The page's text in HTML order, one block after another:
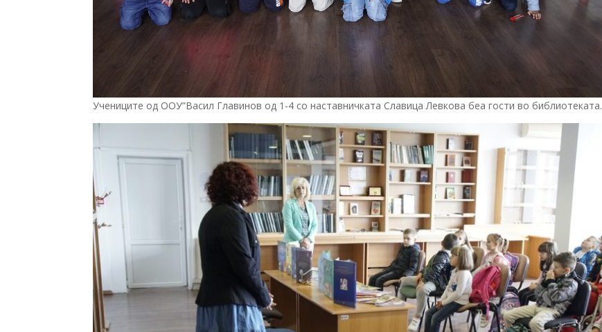
Учениците од ООУ”Васил Главинов од 1-4 со наставничката Славица Левкова беа гости во библиотеката.